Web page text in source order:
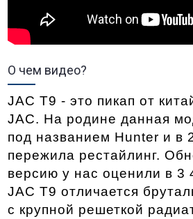
О чем видео?
JAC T9 - это пикап от
JAC. На родине данная
под названием Hunter и в
пережила рестайлинг.
версию у нас оценили в 3
JAC T9 отличается
с крупной решеткой